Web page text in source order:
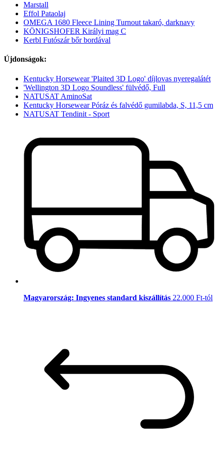
Marstall
Effol Pataolaj
OMEGA 1680 Fleece Lining Turnout takaró, darknavy
KÖNIGSHOFER Királyi mag C
Kerbl Futószár bőr bordával
Újdonságok:
Kentucky Horsewear 'Plaited 3D Logo' díjlovas nyeregalátét
'Wellington 3D Logo Soundless' fülvédő, Full
NATUSAT AminoSat
Kentucky Horsewear Póráz és falvédő gumilabda, S, 11,5 cm
NATUSAT Tendinit - Sport
Magyarország: Ingyenes standard kiszállítás 22.000 Ft-tól